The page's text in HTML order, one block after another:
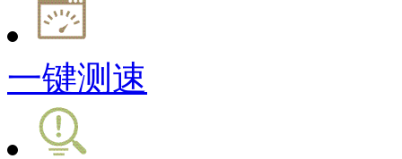
一键测速